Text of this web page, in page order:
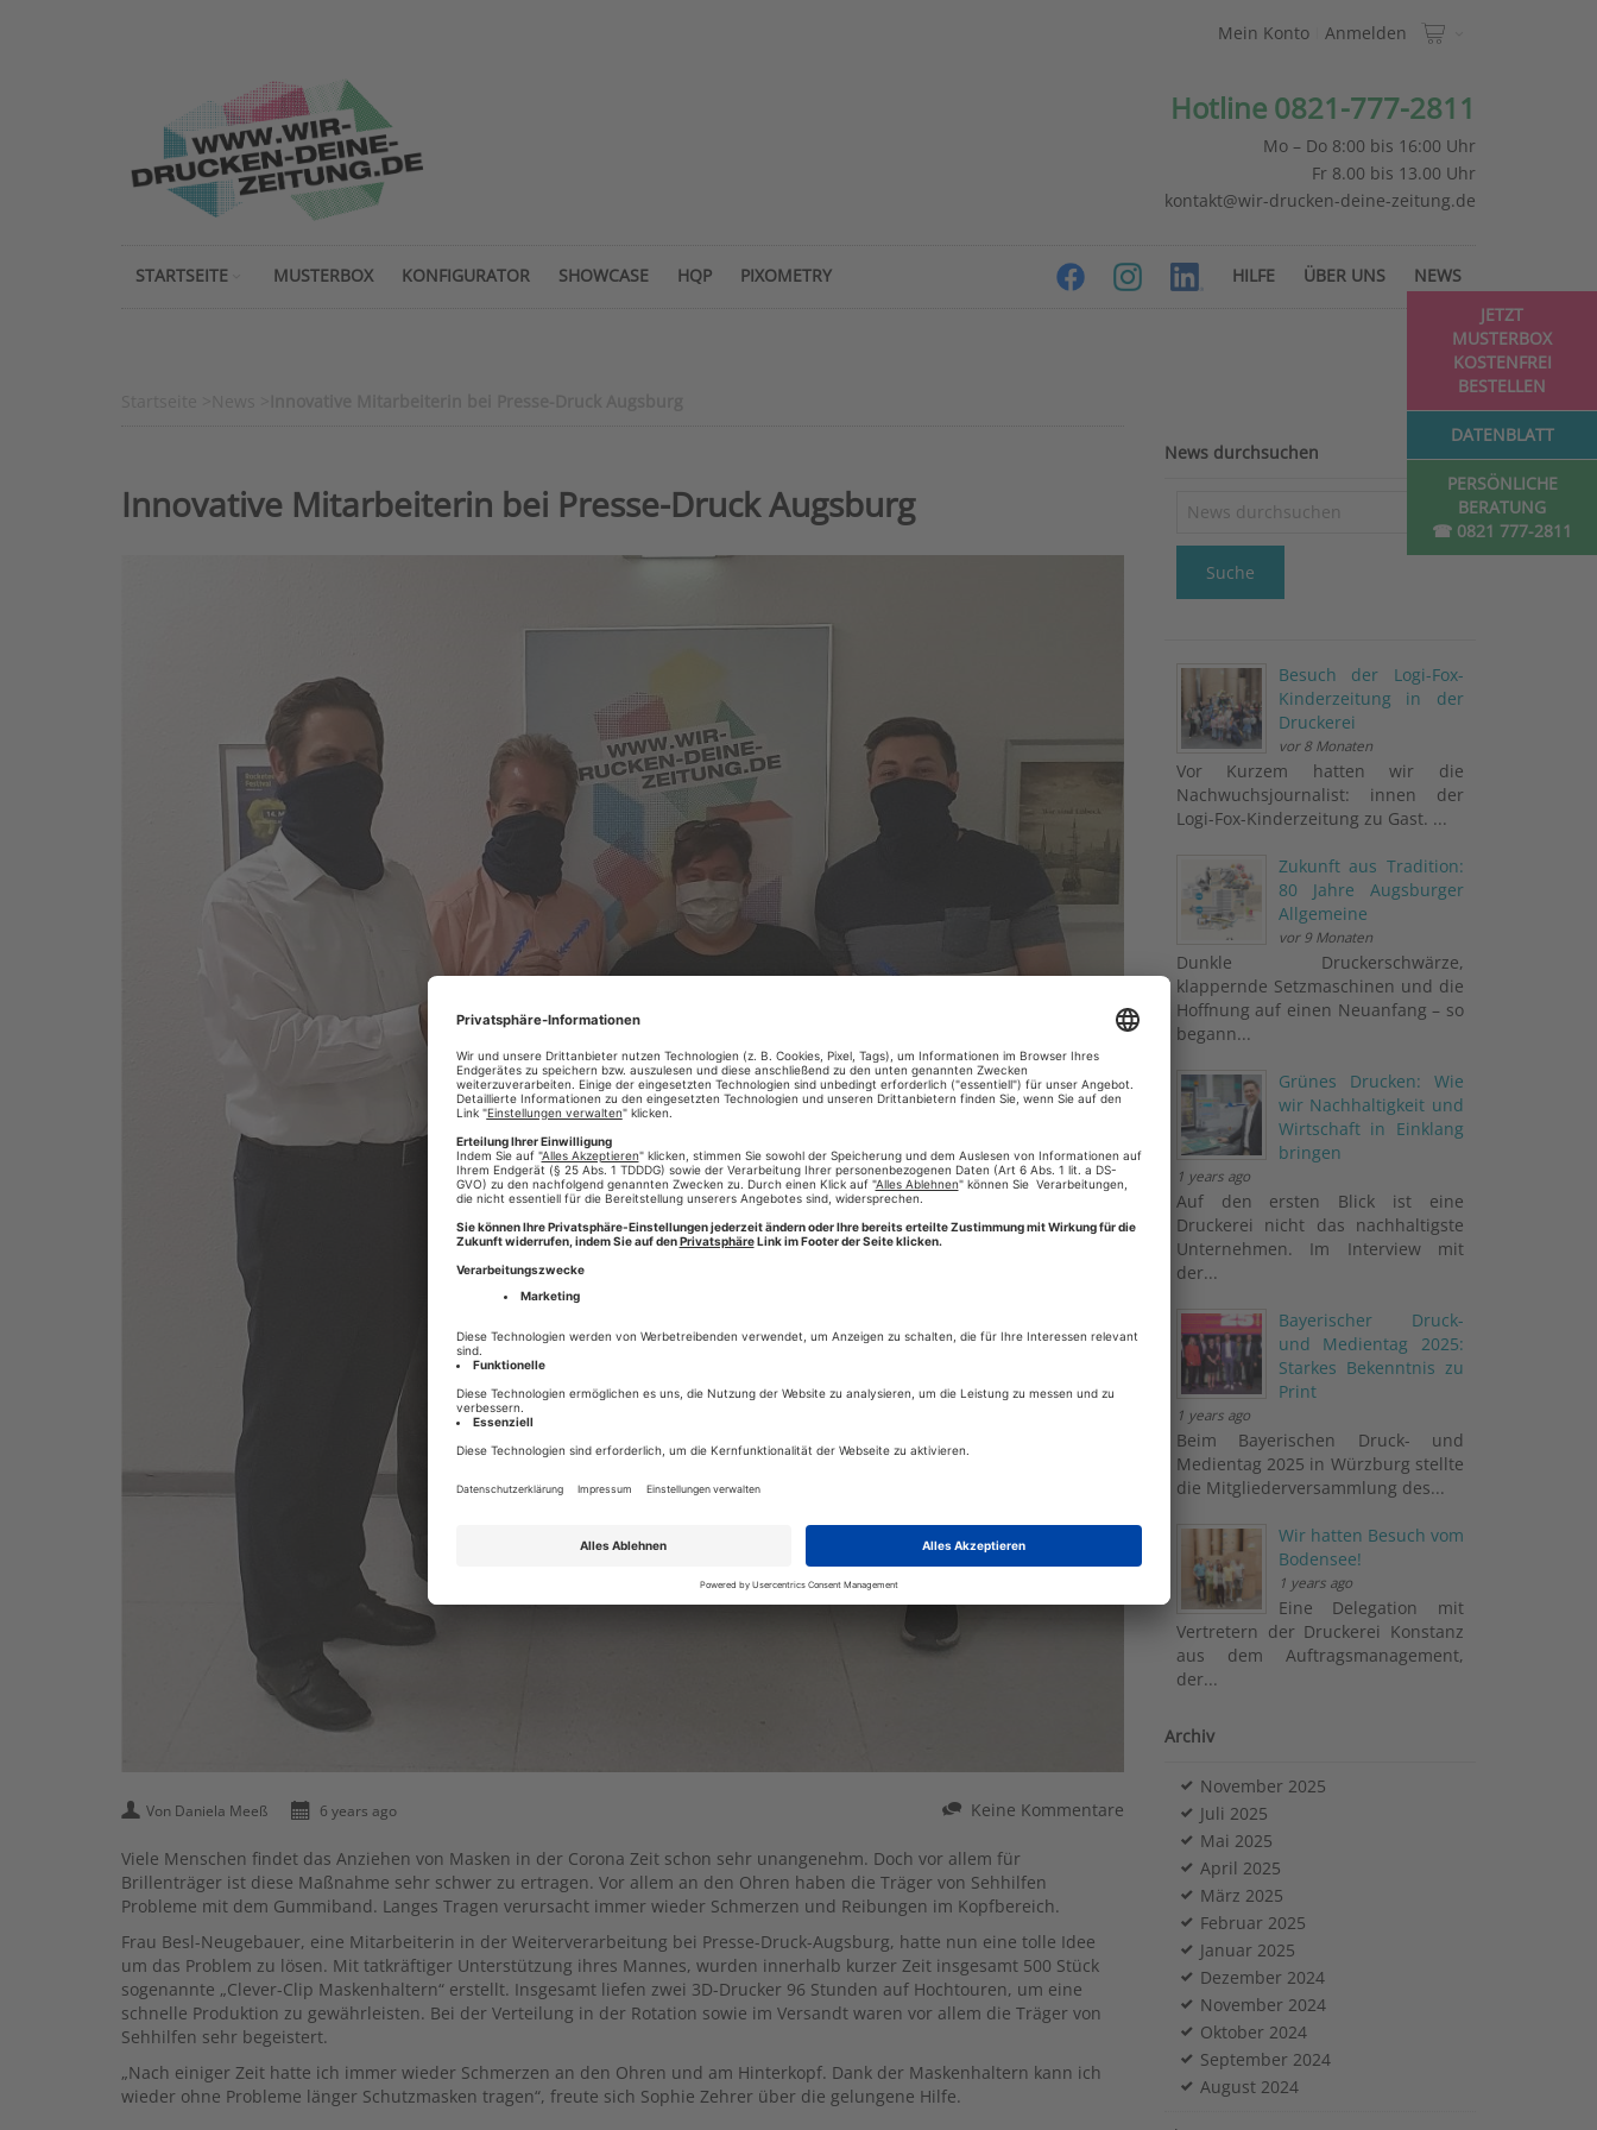
PERSÖNLICHE
BERATUNG
☎ 0821 777-2811
JETZT
MUSTERBOX
KOSTENFREI
BESTELLEN
DATENBLATT
Mein Konto Anmelden
Hotline 0821-777-2811
Mo – Do 8:00 bis 16:00 Uhr
Fr 8.00 bis 13.00 Uhr
kontakt@wir-drucken-deine-zeitung.de
STARTSEITE NEWS
MUSTERBOX ÜBER UNS
KONFIGURATOR HILFE
SHOWCASE HQP PIXOMETRY
Innovative Mitarbeiterin bei Presse-Druck Augsburg
Von Daniela Meeß 6 years ago Keine Kommentare
Viele Menschen findet das Anziehen von Masken in der Corona Zeit schon sehr unangenehm. Doch vor allem für
Brillenträger ist diese Maßnahme sehr schwer zu ertragen. Vor allem an den Ohren haben die Träger von Sehhilfen
Probleme mit dem Gummiband. Langes Tragen verursacht immer wieder Schmerzen und Reibungen im Kopfbereich.
Frau Besl-Neugebauer, eine Mitarbeiterin in der Weiterverarbeitung bei Presse-Druck-Augsburg, hatte nun eine tolle Idee
um das Problem zu lösen. Mit tatkräftiger Unterstützung ihres Mannes, wurden innerhalb kurzer Zeit insgesamt 500 Stück
sogenannte „Clever-Clip Maskenhaltern“ erstellt. Insgesamt liefen zwei 3D-Drucker 96 Stunden auf Hochtouren, um eine
schnelle Produktion zu gewährleisten. Bei der Verteilung in der Rotation sowie im Versandt waren vor allem die Träger von
Sehhilfen sehr begeistert.
„Nach einiger Zeit hatte ich immer wieder Schmerzen an den Ohren und am Hinterkopf. Dank der Maskenhaltern kann ich
wieder ohne Probleme länger Schutzmasken tragen“, freute sich Sophie Zehrer über die gelungene Hilfe.
News durchsuchen
Suche
Besuch der Logi-Fox-
Kinderzeitung in der
Druckerei
vor 8 Monaten
Vor Kurzem hatten wir die
Nachwuchsjournalist: innen der
Logi-Fox-Kinderzeitung zu Gast. ...
Zukunft aus Tradition:
80 Jahre Augsburger
Allgemeine
vor 9 Monaten
Dunkle Druckerschwärze,
klappernde Setzmaschinen und die
Hoffnung auf einen Neuanfang – so
begann...
Grünes Drucken: Wie
wir Nachhaltigkeit und
Wirtschaft in Einklang
bringen
1 years ago
Auf den ersten Blick ist eine
Druckerei nicht das nachhaltigste
Unternehmen. Im Interview mit
der...
Bayerischer Druck-
und Medientag 2025:
Starkes Bekenntnis zu
Print
1 years ago
Beim Bayerischen Druck- und
Medientag 2025 in Würzburg stellte
die Mitgliederversammlung des...
Wir hatten Besuch vom
Bodensee!
1 years ago
Eine Delegation mit
Vertretern der Druckerei Konstanz
aus dem Auftragsmanagement,
der...
Archiv
November 2025
Juli 2025
Mai 2025
April 2025
März 2025
Februar 2025
Januar 2025
Dezember 2024
November 2024
Oktober 2024
September 2024
August 2024